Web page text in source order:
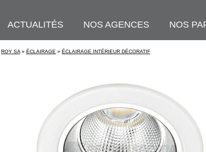
ACTUALITÉS NOS AGENCES NOS
ROY SA » ÉCLAIRAGE » ÉCLAIRAGE INTÉRIEUR DÉCORATIF